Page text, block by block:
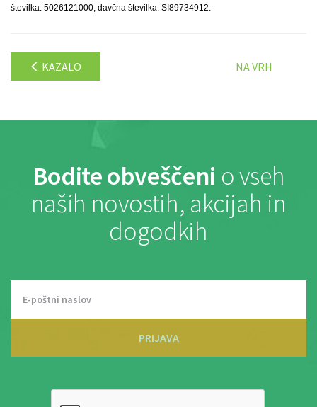
številka: 5026121000, davčna številka: SI89734912.
KAZALO NA VRH
Bodite obveščeni o vseh
naših novostih, akcijah in
dogodkih
PRIJAVA